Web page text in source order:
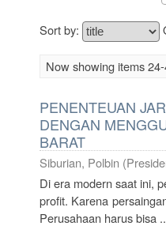
Sort by:
Now showing items
PENENTEUAN
DENGAN
BARAT
Siburian, Polbin (
Di era modern saat ini,
profit. Karena
Perusahaan harus bisa